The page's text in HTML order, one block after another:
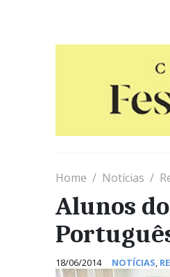
Home Notícias
Alunos
18/06/2014 NOTÍCIAS,